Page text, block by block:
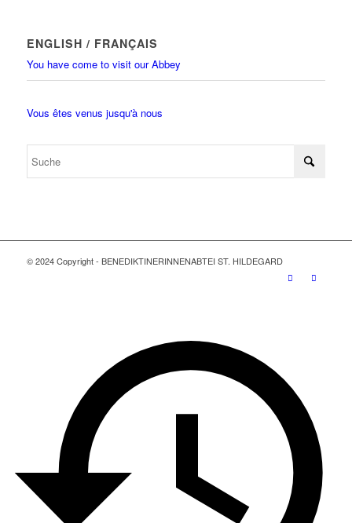
ENGLISH / FRANÇAIS
You have come to visit our Abbey
Vous êtes venus jusqu'à nous
© 2024 Copyright - BENEDIKTINERINNENABTEI ST. HILDEGARD